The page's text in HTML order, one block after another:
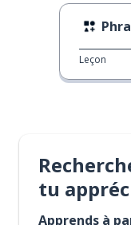
Leçon
tu
Apprends à